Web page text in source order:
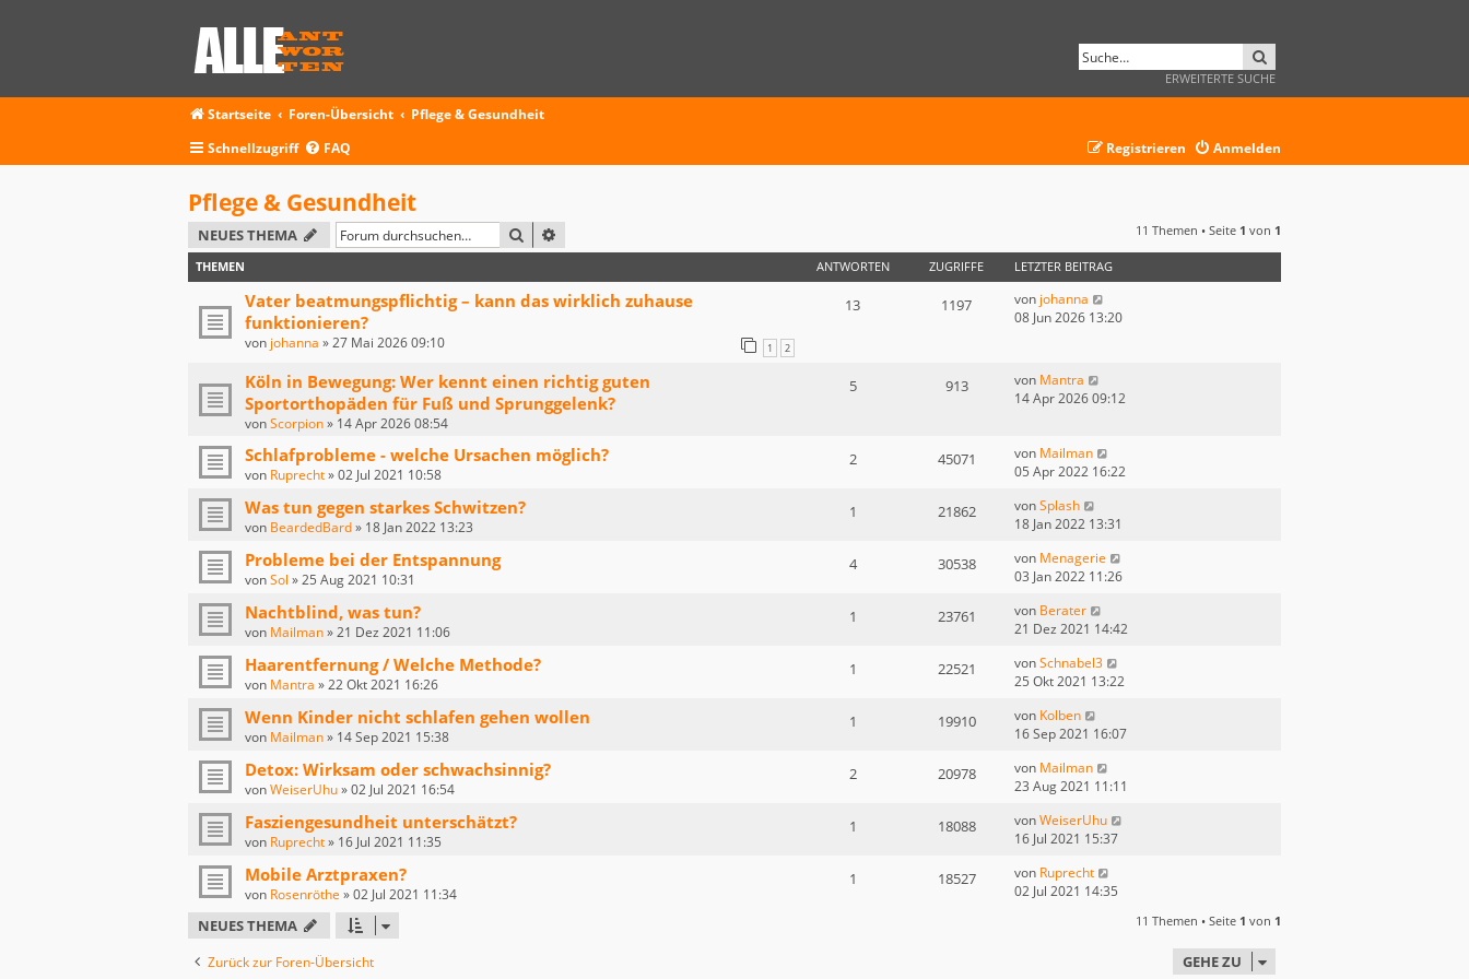
ERWEITERTE SUCHE
Startseite Foren-Übersicht
Pflege & Gesundheit
Schnellzugriff
FAQ Anmelden
Registrieren
Pflege & Gesundheit
NEUES THEMA SUCHE 11 Themen • Seite 1 von 1
THEMEN ANTWORTEN ZUGRIFFE LETZTER BEITRAG
Vater beatmungspflichtig – kann das wirklich zuhause
funktionieren?
von johanna »27 Mai 2026 09:10 1 2
13 1197 von johanna
08 Jun 2026 13:20
Köln in Bewegung: Wer kennt einen richtig guten
Sportorthopäden für Fuß und Sprunggelenk?
vonScorpion» 14 Apr 2026 08:54
5 913 von Mantra
14 Apr 2026 09:12
Schlafprobleme - welche Ursachen möglich?
von Ruprecht»02 Jul 2021 10:58
2 45071 von Mailman
05 Apr 2022 16:22
Was tun gegen starkes Schwitzen?
von BeardedBard» 18 Jan 2022 13:23
1 21862 vonSplash
18 Jan 2022 13:31
Probleme bei der Entspannung
vonSol »25 Aug 2021 10:31
4 30538 von Menagerie
03 Jan 2022 11:26
Nachtblind, was tun?
von Mailman»21 Dez 2021 11:06
1 23761 von Berater
21 Dez 2021 14:42
Haarentfernung / Welche Methode?
von Mantra »22 Okt 2021 16:26
1 22521 vonSchnabel3
25 Okt 2021 13:22
Wenn Kinder nicht schlafen gehen wollen
von Mailman» 14 Sep 2021 15:38
1 19910 von Kolben
16 Sep 2021 16:07
Detox: Wirksam oder schwachsinnig?
vonWeiserUhu»02 Jul 2021 16:54
2 20978 von Mailman
23 Aug 2021 11:11
Fasziengesundheit unterschätzt?
von Ruprecht» 16 Jul 2021 11:35
1 18088 vonWeiserUhu
16 Jul 2021 15:37
Mobile Arztpraxen?
von Rosenröthe »02 Jul 2021 11:34
1 18527 von Ruprecht
02 Jul 2021 14:35
NEUES THEMA 11 Themen • Seite 1 von 1
Zurück zur Foren-Übersicht GEHE ZU